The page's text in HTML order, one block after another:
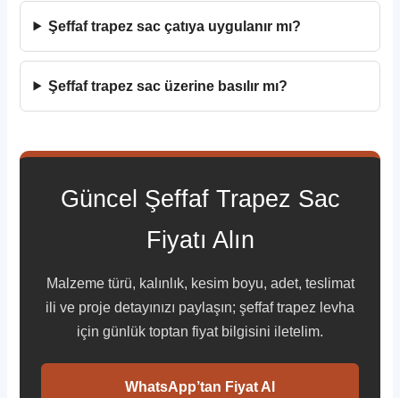
Şeffaf trapez sac çatıya uygulanır mı?
Şeffaf trapez sac üzerine basılır mı?
Güncel Şeffaf Trapez Sac
Fiyatı Alın
Malzeme türü, kalınlık, kesim boyu, adet, teslimat
ili ve proje detayınızı paylaşın; şeffaf trapez levha
için günlük toptan fiyat bilgisini iletelim.
WhatsApp’tan Fiyat Al